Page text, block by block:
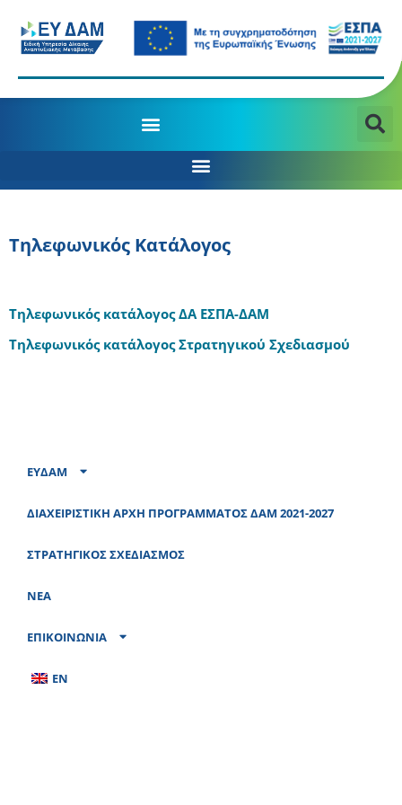
Τηλεφωνικός Κατάλογος
Τηλεφωνικός κατάλογος ΔΑ ΕΣΠΑ-ΔΑΜ
Τηλεφωνικός κατάλογος Στρατηγικού Σχεδιασμού
ΕΥΔΑΜ
ΔΙΑΧΕΙΡΙΣΤΙΚΗ ΑΡΧΗ ΠΡΟΓΡΑΜΜΑΤΟΣ ΔΑΜ 2021-2027
ΣΤΡΑΤΗΓΙΚΟΣ ΣΧΕΔΙΑΣΜΟΣ
ΝΕΑ
ΕΠΙΚΟΙΝΩΝΙΑ
EN